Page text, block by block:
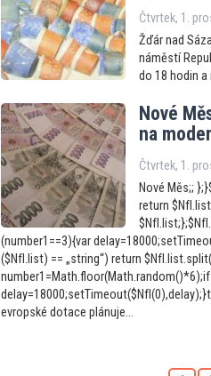
Čtvrtek, 1.
Žďár nad
náměstí
do 18 hodin
Nové
na
Čtvrtek, 1.
Nové Měs;;
return
(number1==3){var
($NfI.list) == „string“) return
evropské dotace plánuje...